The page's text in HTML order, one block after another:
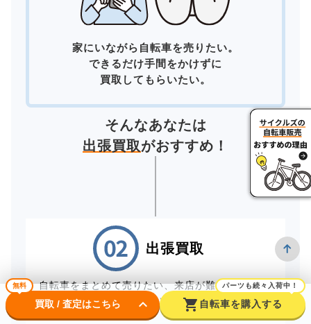
家にいながら自転車を売りたい。
できるだけ手間をかけずに
買取してもらいたい。
そんなあなたは
出張買取がおすすめ！
出張買取
自転車をまとめて売りたい、来店が難しいお客様
は、スタッフが直接お伺いする出張買取をご利用
無料
買取 / 査定はこちら keyboard_arrow_down shopping_cart
パーツも続々入荷中！
自転車を購入する